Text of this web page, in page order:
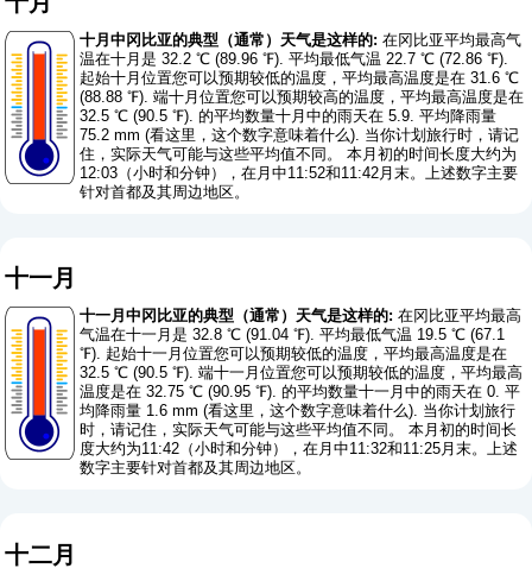
十月中冈比亚的典型（通常）天气是这样的: 在冈比亚平均最高气
温在十月是 32.2 ℃ (89.96 ℉). 平均最低气温 22.7 ℃ (72.86 ℉).
起始十月位置您可以预期较低的温度，平均最高温度是在 31.6 ℃
(88.88 ℉). 端十月位置您可以预期较高的温度，平均最高温度是在
32.5 ℃ (90.5 ℉). 的平均数量十月中的雨天在 5.9. 平均降雨量
75.2 mm (看这里，这个数字意味着什么). 当你计划旅行时，请记
住，实际天气可能与这些平均值不同。 本月初的时间长度大约为
12:03（小时和分钟），在月中11:52和11:42月末。上述数字主要
针对首都及其周边地区。
十一月
十一月中冈比亚的典型（通常）天气是这样的: 在冈比亚平均最高
气温在十一月是 32.8 ℃ (91.04 ℉). 平均最低气温 19.5 ℃ (67.1
℉). 起始十一月位置您可以预期较低的温度，平均最高温度是在
32.5 ℃ (90.5 ℉). 端十一月位置您可以预期较低的温度，平均最高
温度是在 32.75 ℃ (90.95 ℉). 的平均数量十一月中的雨天在 0. 平
均降雨量 1.6 mm (看这里，这个数字意味着什么). 当你计划旅行
时，请记住，实际天气可能与这些平均值不同。 本月初的时间长
度大约为11:42（小时和分钟），在月中11:32和11:25月末。上述
数字主要针对首都及其周边地区。
十二月